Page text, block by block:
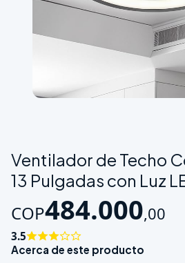
Ventilador de Techo
13 Pulgadas con Luz
COP484.000,00
3.5
Acerca de este producto